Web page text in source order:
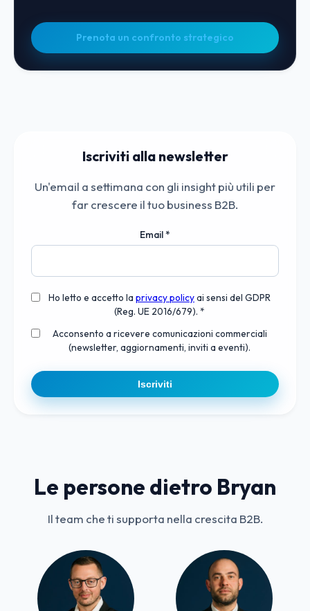
Prenota un confronto strategico
Iscriviti alla newsletter
Un'email a settimana con gli insight più utili per
far crescere il tuo business B2B.
Email*
Ho letto e accetto la privacy policyai sensi del GDPR
(Reg. UE 2016/679). *
Acconsento a ricevere comunicazioni commerciali
(newsletter, aggiornamenti, inviti a eventi).
Iscriviti
Le persone dietro Bryan
Il team che ti supporta nella crescita B2B.